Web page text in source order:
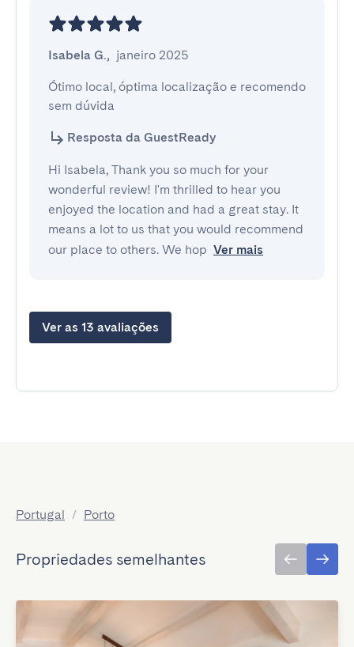
Isabela G., janeiro 2025
Ótimo local, óptima localização e recomendo
sem dúvida
Resposta da GuestReady
Hi Isabela, Thank you so much for your
wonderful review! I'm thrilled to hear you
enjoyed the location and had a great stay. It
means a lot to us that you would recommend
our place to others. We hop Ver mais
Ver as 13 avaliações
Portugal / Porto
Propriedades semelhantes